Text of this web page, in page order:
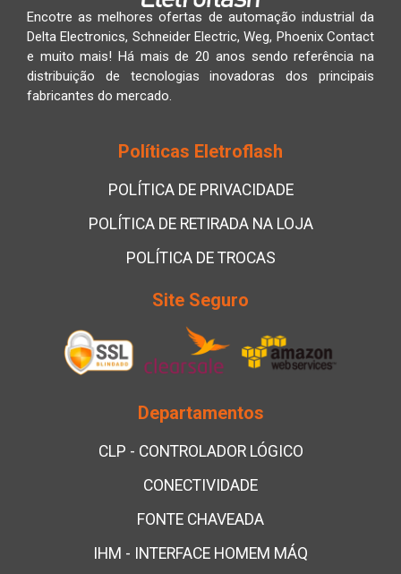
Encotre as melhores ofertas de automação industrial da
Delta Electronics, Schneider Electric, Weg, Phoenix Contact
e muito mais! Há mais de 20 anos sendo referência na
distribuição de tecnologias inovadoras dos principais
fabricantes do mercado.
Políticas Eletroflash
POLÍTICA DE PRIVACIDADE
POLÍTICA DE RETIRADA NA LOJA
POLÍTICA DE TROCAS
Site Seguro
Departamentos
CLP - CONTROLADOR LÓGICO
CONECTIVIDADE
FONTE CHAVEADA
IHM - INTERFACE HOMEM MÁQ